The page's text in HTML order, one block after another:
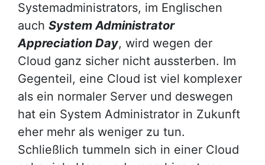
Systemadministrators, im Englischen
auch System Administrator
Appreciation Day, wird wegen der
Cloud ganz sicher nicht aussterben. Im
Gegenteil, eine Cloud ist viel komplexer
als ein normaler Server und deswegen
hat ein System Administrator in Zukunft
eher mehr als weniger zu tun.
Schließlich tummeln sich in einer Cloud